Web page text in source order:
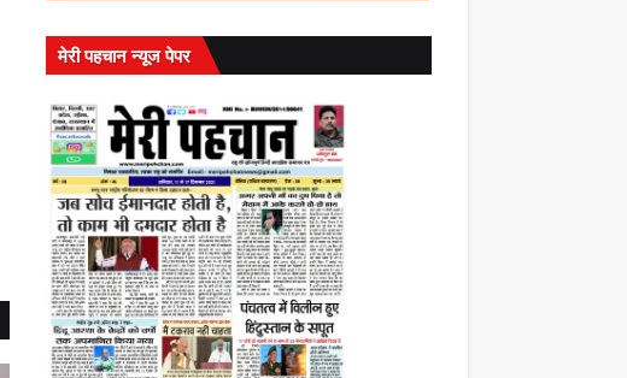
मेरी पहचान न्यूज पेपर